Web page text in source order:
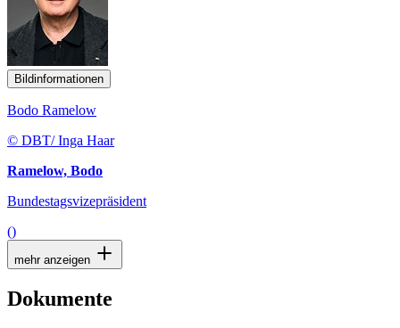
Bildinformationen
Bodo Ramelow
© DBT/ Inga Haar
Ramelow, Bodo
Bundestagsvizepräsident
()
mehr anzeigen
Dokumente